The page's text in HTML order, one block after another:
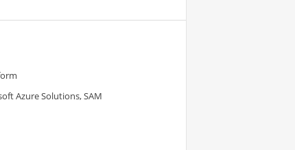
Azure Solutions, SAM